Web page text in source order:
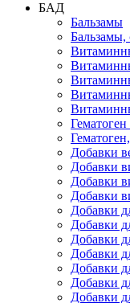
БАД
Бальзамы
Добавки
Добавки
Добавки
Добавки
Добавки
Добавки
Добавки
Добавки
Добавки
Добавки
Добавки